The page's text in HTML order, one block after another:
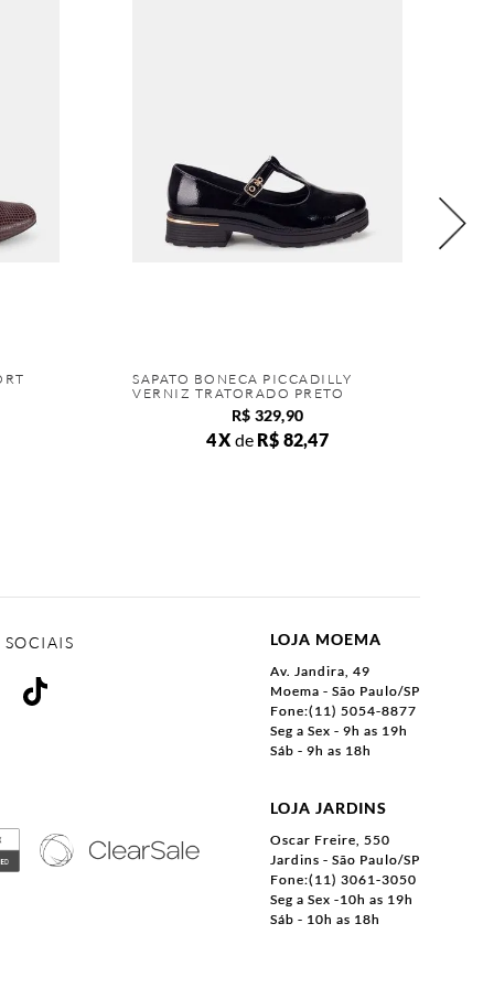
SAPATO BONECA PICCADILLY
VERNIZ TRATORADO PRETO
R$ 329,90
4 de R$ 82,47
SOCIAIS LOJA MOEMA
Av. Jandira, 49
Moema - São Paulo/SP
Fone:(11) 5054-8877
Seg a Sex - 9h as 19h
Sáb - 9h as 18h
LOJA JARDINS
Oscar Freire, 550
Jardins - São Paulo/SP
Fone:(11) 3061-3050
Seg a Sex -10h as 19h
Sáb - 10h as 18h